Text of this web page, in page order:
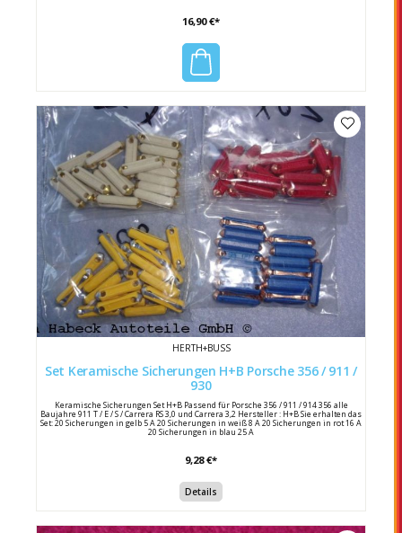
16,90 €*
HERTH+BUSS
Set Keramische Sicherungen H+B Porsche 356 / 911 /
930
Keramische Sicherungen Set H+B Passend für Porsche 356 / 911 / 914 356 alle
Baujahre 911 T / E / S / Carrera RS 3,0 und Carrera 3,2 Hersteller : H+B Sie erhalten das
Set: 20 Sicherungen in gelb 5 A 20 Sicherungen in weiß 8 A 20 Sicherungen in rot 16 A
20 Sicherungen in blau 25 A
9,28 €*
Details